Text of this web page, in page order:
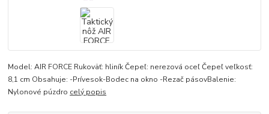
Model: AIR FORCE Rukoväť: hliník Čepeľ: nerezová oceľ Čepeľ veľkosť:
8,1 cm Obsahuje: -Prívesok-Bodec na okno -Rezač pásovBalenie:
Nylonové púzdro celý popis